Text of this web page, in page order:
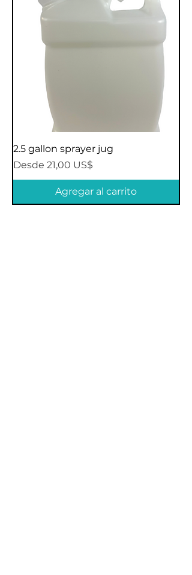
2.5 gallon sprayer jug
Desde 21,00 US$
Precio de oferta
Agregar al carrito